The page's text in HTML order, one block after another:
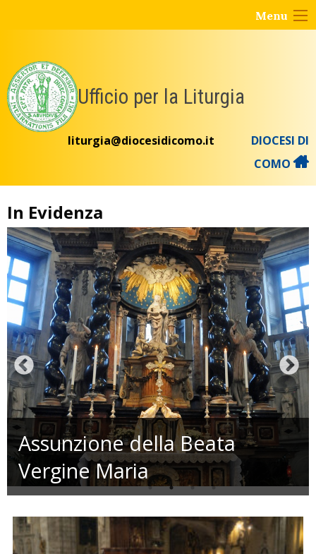
Menu
Ufficio per la Liturgia
liturgia@diocesidicomo.it
DIOCESI DI
COMO
In Evidenza
Anno A – 2026 –
Assunzione della Beata
Vergine Maria